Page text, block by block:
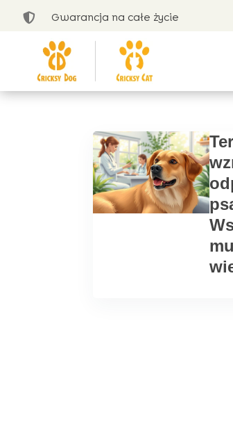
 Gwarancja na całe życie